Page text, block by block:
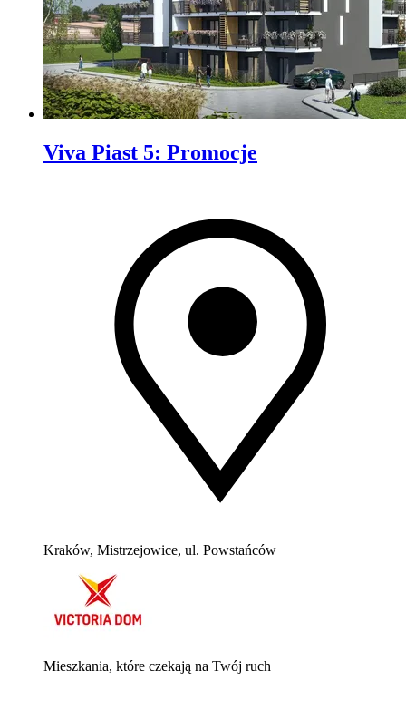
Viva Piast 5: Promocje
Kraków, Mistrzejowice, ul. Powstańców
Mieszkania, które czekają na Twój ruch